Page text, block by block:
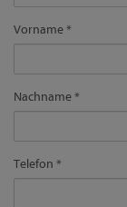
Vorname
Nachname
Telefon